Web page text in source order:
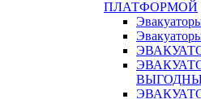
ПЛАТФОРМОЙ